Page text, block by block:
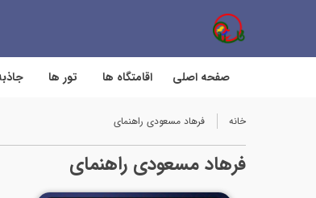
صفحه اصلی اقامتگاه ها تور ها
خانه فرهاد مسعودی راهنمای
فرهاد مسعودی راهنمای